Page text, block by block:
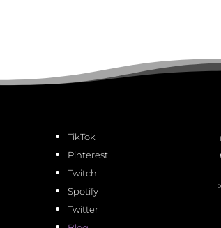
TikTok
Pinterest
Twitch
Spotify
Twitter